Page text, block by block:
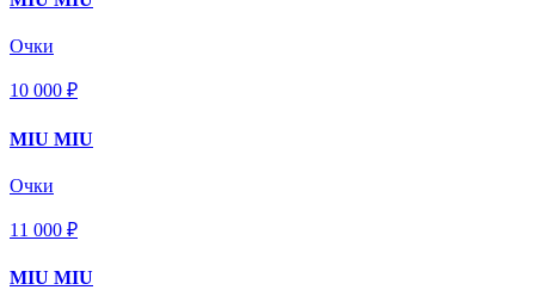
Очки
10 000 ₽
MIU MIU
Очки
11 000 ₽
MIU MIU